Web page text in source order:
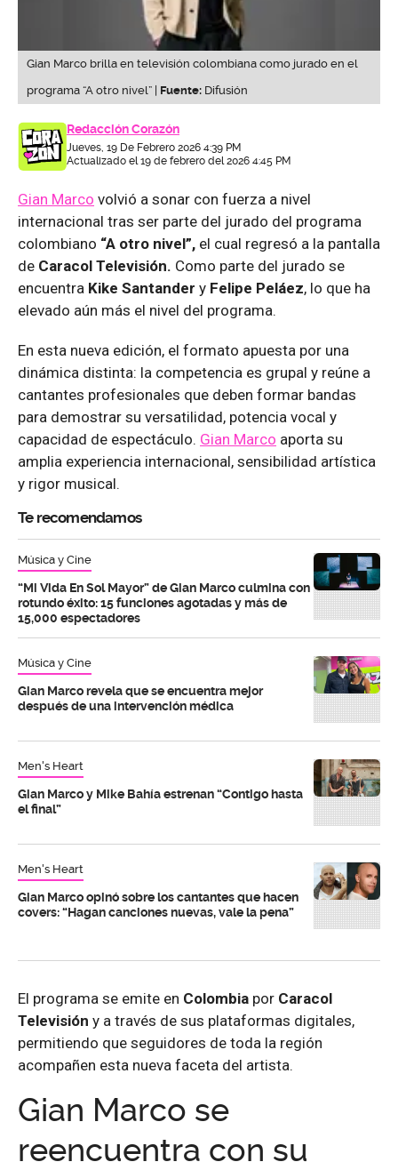
Gian Marco brilla en televisión colombiana como jurado en el
programa “A otro nivel” | Fuente: Difusión
Redacción Corazón
Jueves, 19 De Febrero 2026 4:39 PM
Actualizado el 19 de febrero del 2026 4:45 PM
Gian Marco volvió a sonar con fuerza a nivel
internacional tras ser parte del jurado del programa
colombiano “A otro nivel”, el cual regresó a la pantalla
de Caracol Televisión. Como parte del jurado se
encuentra Kike Santander y Felipe Peláez, lo que ha
elevado aún más el nivel del programa.
En esta nueva edición, el formato apuesta por una
dinámica distinta: la competencia es grupal y reúne a
cantantes profesionales que deben formar bandas
para demostrar su versatilidad, potencia vocal y
capacidad de espectáculo. Gian Marco aporta su
amplia experiencia internacional, sensibilidad artística
y rigor musical.
Te recomendamos
Música y Cine
“Mi Vida En Sol Mayor” de Gian Marco culmina con
rotundo éxito: 15 funciones agotadas y más de
15,000 espectadores
Música y Cine
Gian Marco revela que se encuentra mejor
después de una intervención médica
Men's Heart
Gian Marco y Mike Bahía estrenan “Contigo hasta
el final”
Men's Heart
Gian Marco opinó sobre los cantantes que hacen
covers: “Hagan canciones nuevas, vale la pena”
El programa se emite en Colombia por Caracol
Televisión y a través de sus plataformas digitales,
permitiendo que seguidores de toda la región
acompañen esta nueva faceta del artista.
Gian Marco se
reencuentra con su